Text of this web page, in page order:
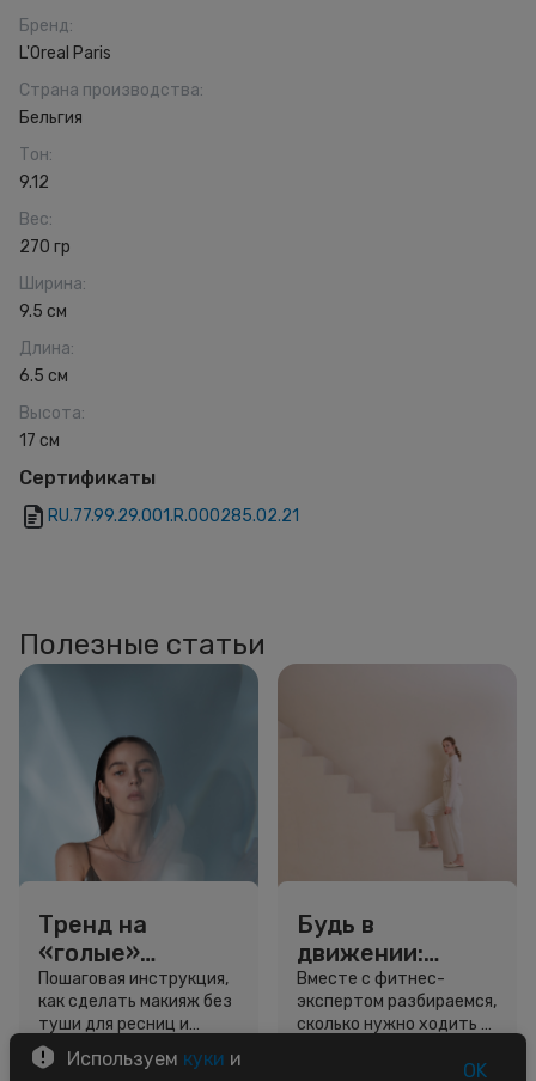
Бренд:
L'Oreal Paris
Страна производства:
Бельгия
Тон:
9.12
Вес:
270 гр
Ширина:
9.5 см
Длина:
6.5 см
Высота:
17 см
Сертификаты
RU.77.99.29.001.R.000285.02.21
Полезные статьи
Тренд на
«голые»
ресницы: как
выглядеть
свежо, не
используя тушь
Пошаговая инструкция,
как сделать макияж без
туши для ресниц и
звёздный образ для
вдохновения.
Будь в
движении:
сколько нужно
шагов для
красоты и
Вместе с фитнес-
экспертом разбираемся,
сколько нужно ходить и
Используем куки и
OK